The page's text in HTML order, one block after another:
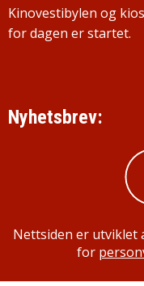
Kinovestibylen og
for dagen er startet.
Nyhetsbrev:
Nettsiden er utviklet
for